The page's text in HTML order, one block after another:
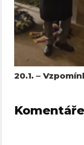
20.1. –
Komentáře